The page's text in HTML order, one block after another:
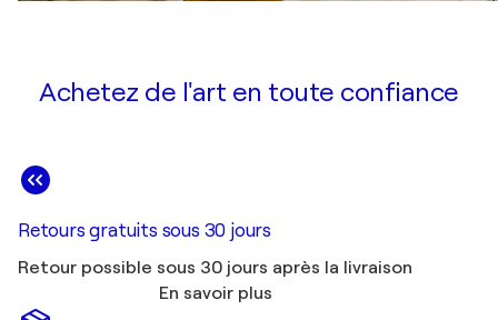
Achetez de l'art en toute confiance
Retours gratuits sous 30 jours
Retour possible sous 30 jours après la livraison
En savoir plus